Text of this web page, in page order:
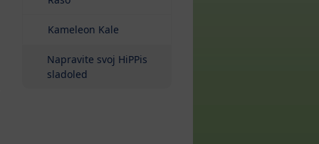
Kameleon Kale
Napravite svoj HiPPis
sladoled